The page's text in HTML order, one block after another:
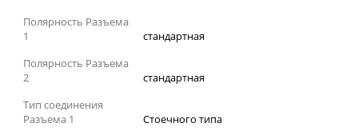
Полярность Разъема
1
стандартная
Полярность Разъема
2
стандартная
Тип соединения
Разъема 1
Стоечного типа